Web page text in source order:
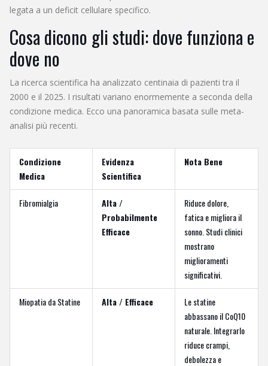
legata a un deficit cellulare specifico.
Cosa dicono gli studi: dove funziona e
dove no
La ricerca scientifica ha analizzato centinaia di pazienti tra il
2000 e il 2025. I risultati variano enormemente a seconda della
condizione medica. Ecco una panoramica basata sulle meta-
analisi più recenti.
Condizione
Medica
Evidenza
Scientifica
Nota Bene
Fibromialgia
Alta /
Probabilmente
Efficace
Riduce dolore,
fatica e migliora il
sonno. Studi clinici
mostrano
miglioramenti
significativi.
Miopatia da Statine Alta / Efficace
Le statine
abbassano il CoQ10
naturale. Integrarlo
riduce crampi,
debolezza e